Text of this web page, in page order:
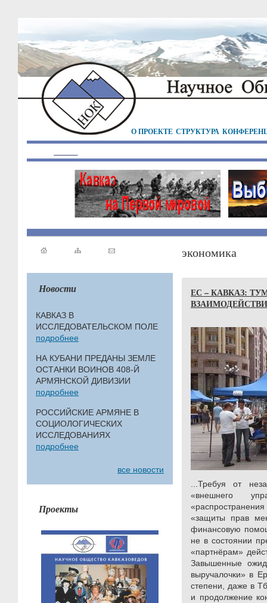
О ПРОЕКТЕ СТРУКТУРА
Новости
КАВКАЗ В
ИССЛЕДОВАТЕЛЬСКОМ ПОЛЕ
подробнее
НА КУБАНИ ПРЕДАНЫ ЗЕМЛЕ
ОСТАНКИ ВОИНОВ 408-Й
АРМЯНСКОЙ ДИВИЗИИ
подробнее
РОССИЙСКИЕ АРМЯНЕ В
СОЦИОЛОГИЧЕСКИХ
ИССЛЕДОВАНИЯХ
подробнее
все новости
Проекты
экономика
ЕС – КАВКАЗ:
...Требуя от
«внешнего
«защиты прав
финансовую
не в состоянии
«партнёрам»
Завышенные
выручалочки» в
степени, даже в
и продолжение